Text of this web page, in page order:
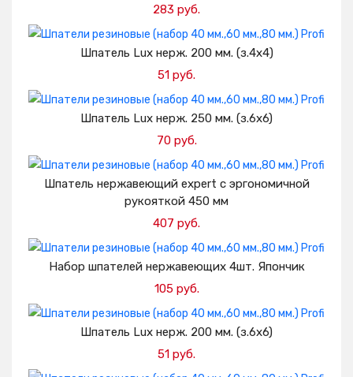
283 руб.
Добавить в корзину
Шпатель Lux нерж. 200 мм. (з.4х4)
51 руб.
Добавить в корзину
Шпатель Lux нерж. 250 мм. (з.6х6)
70 руб.
Добавить в корзину
Шпатель нержавеющий expert с эргономичной
рукояткой 450 мм
407 руб.
Добавить в корзину
Набор шпателей нержавеющих 4шт. Япончик
105 руб.
Добавить в корзину
Шпатель Lux нерж. 200 мм. (з.6х6)
51 руб.